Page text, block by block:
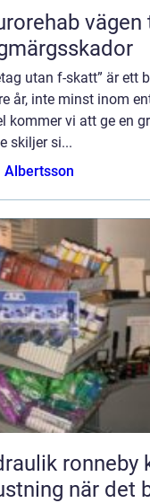
tillbaka efter hjärn- och
utan f-skatt” är ett
år, inte minst inom
kommer vi att ge en
skiljer si...
Albertsson
ronneby kunskap, service och rätt
när det